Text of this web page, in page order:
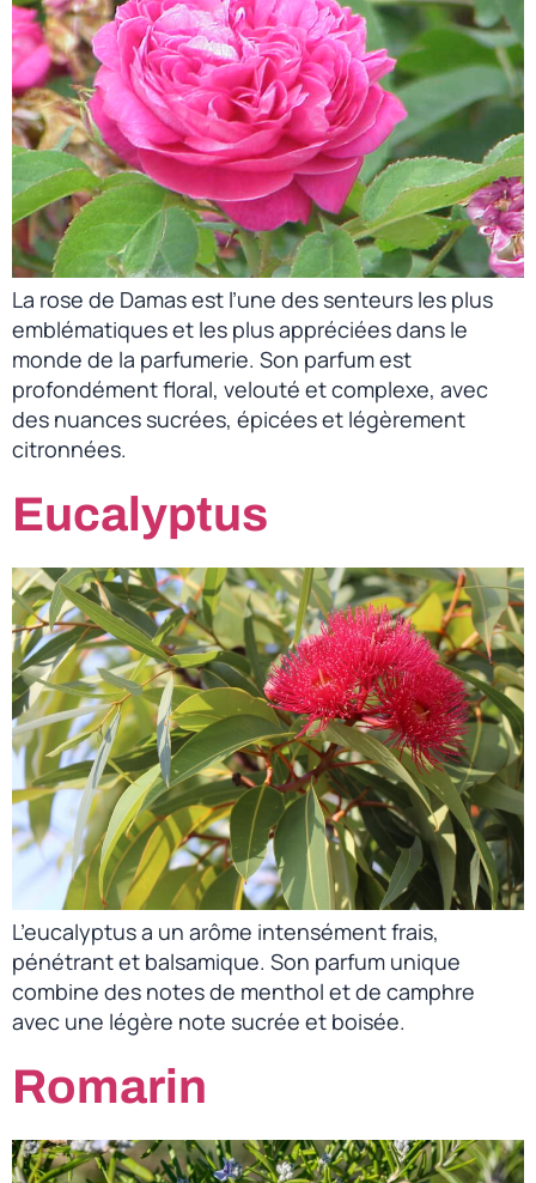
La rose de Damas est l’une des senteurs les plus
emblématiques et les plus appréciées dans le
monde de la parfumerie. Son parfum est
profondément floral, velouté et complexe, avec
des nuances sucrées, épicées et légèrement
citronnées.
Eucalyptus
L’eucalyptus a un arôme intensément frais,
pénétrant et balsamique. Son parfum unique
combine des notes de menthol et de camphre
avec une légère note sucrée et boisée.
Romarin